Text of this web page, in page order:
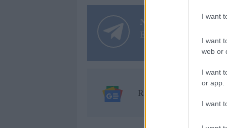
I want
I want
web or
I want
or app.
I want
Notizie in tempo
Entra nel canale
Ricevi le nostre